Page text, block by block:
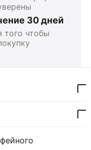
30 дней
того чтобы